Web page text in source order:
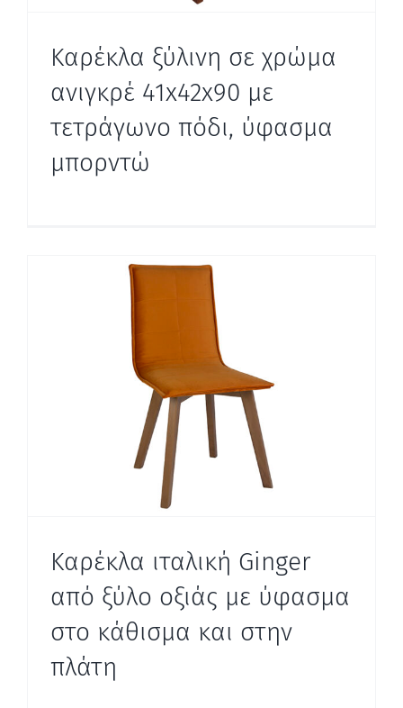
Καρέκλα ξύλινη σε χρώμα
ανιγκρέ 41x42x90 με
τετράγωνο πόδι, ύφασμα
μπορντώ
Καρέκλα ιταλική Ginger
από ξύλο οξιάς με ύφασμα
στο κάθισμα και στην
πλάτη